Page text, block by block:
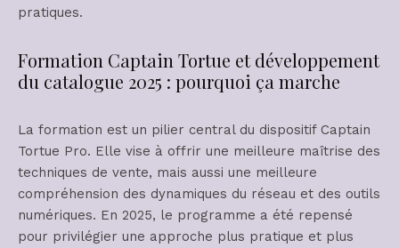
pratiques.
Formation Captain Tortue et développement
du catalogue 2025 : pourquoi ça marche
La formation est un pilier central du dispositif Captain
Tortue Pro. Elle vise à offrir une meilleure maîtrise des
techniques de vente, mais aussi une meilleure
compréhension des dynamiques du réseau et des outils
numériques. En 2025, le programme a été repensé
pour privilégier une approche plus pratique et plus